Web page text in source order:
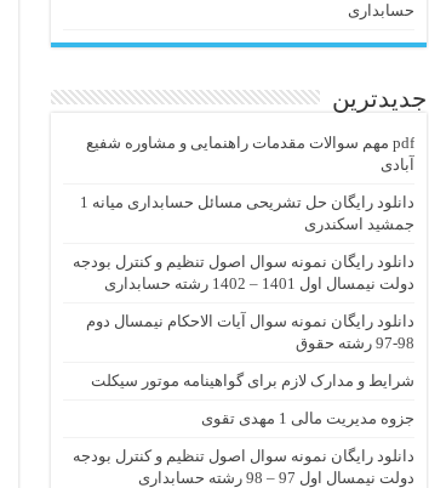
حسابداری
جدیدترین
pdf مهم سوالات مقدمات راهنمایی و مشاوره شفیع
آبادی
دانلود رایگان حل تشریحی مسائل حسابداری میانه 1
جمشید اسکندری
دانلود رایگان نمونه سوال اصول تنظیم و کنترل بودجه
دولت نیمسال اول 1401 – 1402 رشته حسابداری
دانلود رایگان نمونه سوال آیات الاحکام نیمسال دوم
98-97 رشته حقوق
شرایط و مدارک لازم برای گواهینامه موتور سیکلت
جزوه مدیریت مالی 1 مهدی تقوی
دانلود رایگان نمونه سوال اصول تنظیم و کنترل بودجه
دولت نیمسال اول 97 – 98 رشته حسابداری